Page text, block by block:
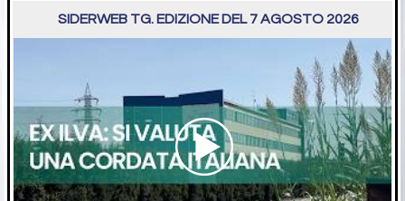
SIDERWEB TG. EDIZIONE DEL 7 AGOSTO 2026